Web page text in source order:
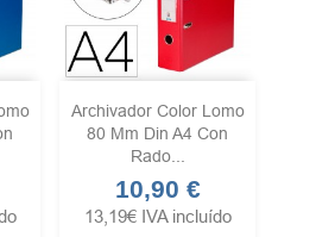
Archivador Color Lomo
80 Mm Din A4 Con
Rado...
Precio
10,90 €
13,19€ IVA incluído